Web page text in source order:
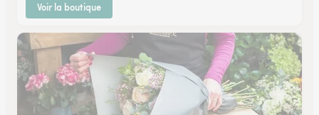
Voir la boutique